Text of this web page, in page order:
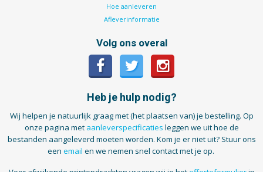
Hoe aanleveren
Afleverinformatie
Volg ons overal
Heb je hulp nodig?
Wij helpen je natuurlijk graag met (het plaatsen van) je bestelling. Op
onze pagina met aanleverspecificaties leggen we uit hoe de
bestanden aangeleverd moeten worden. Kom je er niet uit? Stuur ons
een email en we nemen snel contact met je op.